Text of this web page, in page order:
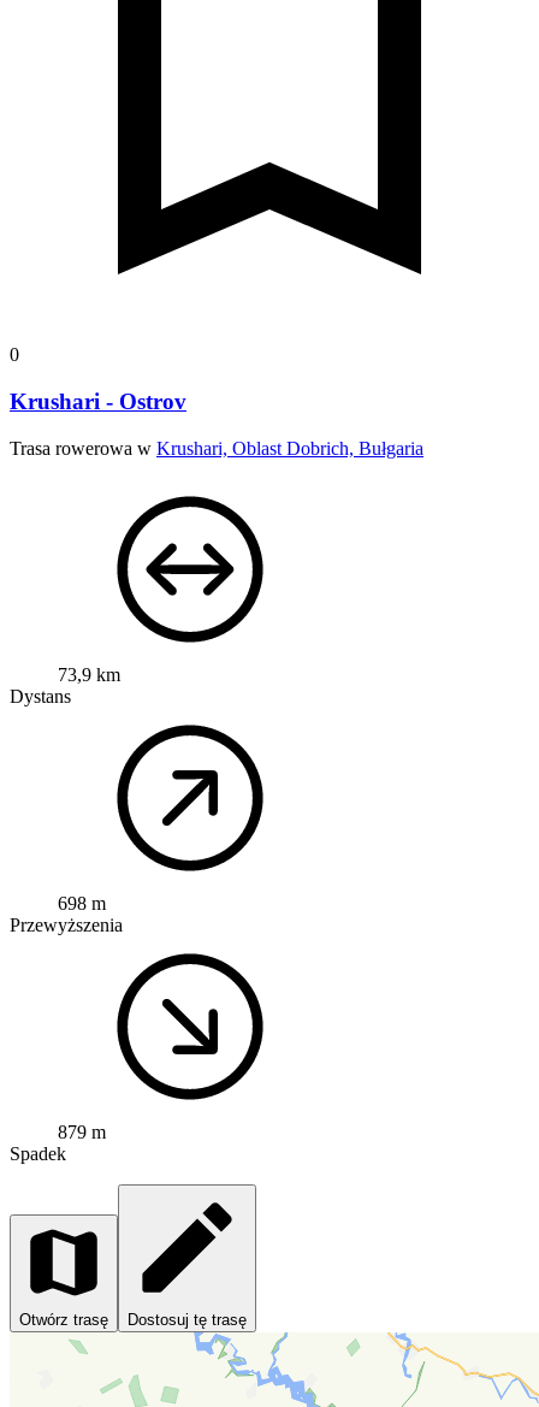
0
Krushari - Ostrov
Trasa rowerowa w Krushari, Oblast Dobrich, Bułgaria
73,9 km
Dystans
698 m
Przewyższenia
879 m
Spadek
Otwórz trasę Dostosuj tę trasę